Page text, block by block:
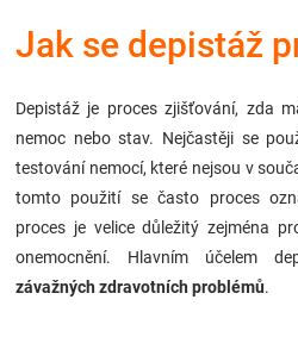
Novinky
Značky
Blog
Hračkářství
Přihlášení
Jak se depistáž
Depistáž je proces zjišťování, zda
nemoc nebo stav. Nejčastěji se
testování nemocí, které nejsou v
tomto použití se často proces
proces je velice důležitý zejména
onemocnění. Hlavním účelem
závažných zdravotních problémů.